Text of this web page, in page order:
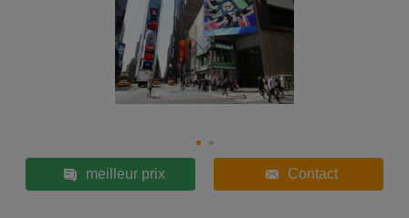
meilleur prix Contact